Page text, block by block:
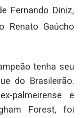
Fernando Diniz,
Renato Gaúcho
tenha seu
do Brasileirão.
palmeirense e
Forest, foi